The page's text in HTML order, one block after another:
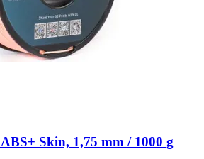
ABS+ Skin, 1,75 mm / 1000 g